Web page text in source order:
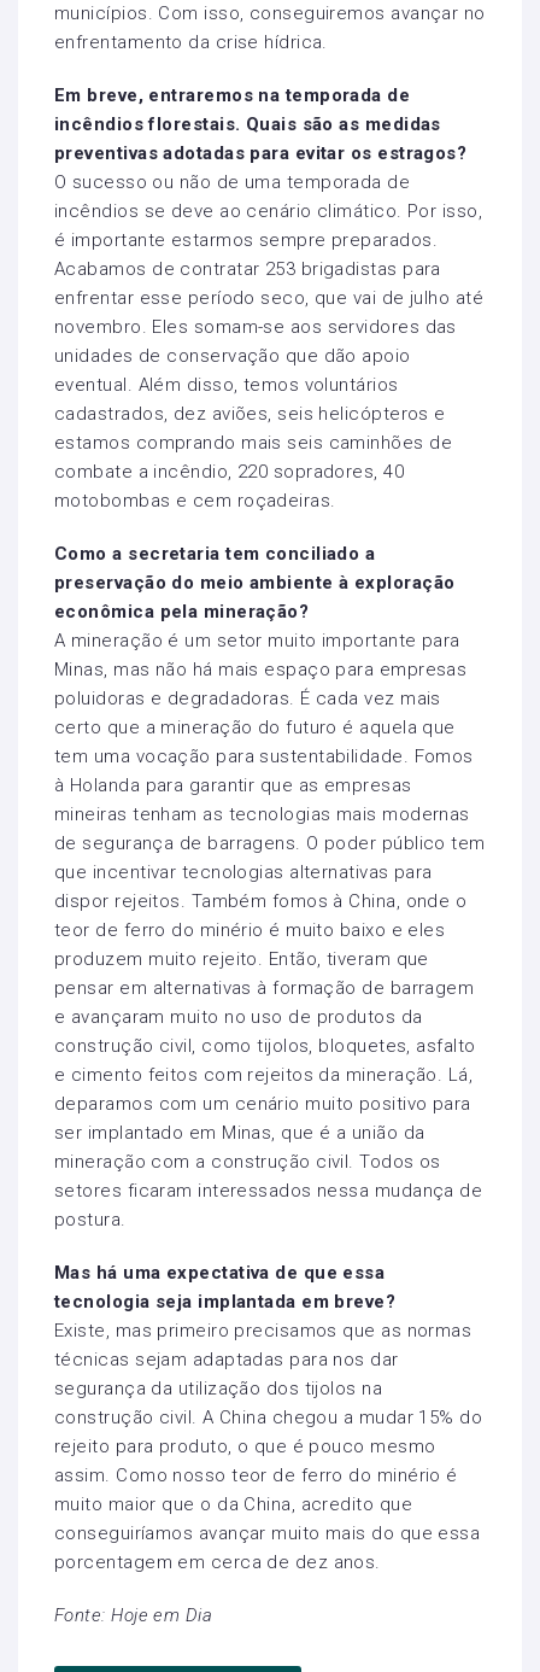
municípios. Com isso, conseguiremos avançar no
enfrentamento da crise hídrica.
Em breve, entraremos na temporada de
incêndios florestais. Quais são as medidas
preventivas adotadas para evitar os estragos?
O sucesso ou não de uma temporada de
incêndios se deve ao cenário climático. Por isso,
é importante estarmos sempre preparados.
Acabamos de contratar 253 brigadistas para
enfrentar esse período seco, que vai de julho até
novembro. Eles somam-se aos servidores das
unidades de conservação que dão apoio
eventual. Além disso, temos voluntários
cadastrados, dez aviões, seis helicópteros e
estamos comprando mais seis caminhões de
combate a incêndio, 220 sopradores, 40
motobombas e cem roçadeiras.
Como a secretaria tem conciliado a
preservação do meio ambiente à exploração
econômica pela mineração?
A mineração é um setor muito importante para
Minas, mas não há mais espaço para empresas
poluidoras e degradadoras. É cada vez mais
certo que a mineração do futuro é aquela que
tem uma vocação para sustentabilidade. Fomos
à Holanda para garantir que as empresas
mineiras tenham as tecnologias mais modernas
de segurança de barragens. O poder público tem
que incentivar tecnologias alternativas para
dispor rejeitos. Também fomos à China, onde o
teor de ferro do minério é muito baixo e eles
produzem muito rejeito. Então, tiveram que
pensar em alternativas à formação de barragem
e avançaram muito no uso de produtos da
construção civil, como tijolos, bloquetes, asfalto
e cimento feitos com rejeitos da mineração. Lá,
deparamos com um cenário muito positivo para
ser implantado em Minas, que é a união da
mineração com a construção civil. Todos os
setores ficaram interessados nessa mudança de
postura.
Mas há uma expectativa de que essa
tecnologia seja implantada em breve?
Existe, mas primeiro precisamos que as normas
técnicas sejam adaptadas para nos dar
segurança da utilização dos tijolos na
construção civil. A China chegou a mudar 15% do
rejeito para produto, o que é pouco mesmo
assim. Como nosso teor de ferro do minério é
muito maior que o da China, acredito que
conseguiríamos avançar muito mais do que essa
porcentagem em cerca de dez anos.
Fonte: Hoje em Dia